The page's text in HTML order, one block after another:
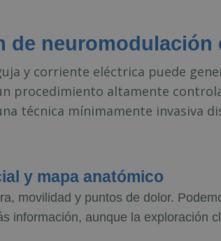
de neuromodulación
y corriente eléctrica puede
procedimiento altamente
técnica mínimamente invasiva
y mapa anatómico
movilidad y puntos de dolor.
información, aunque la exploración